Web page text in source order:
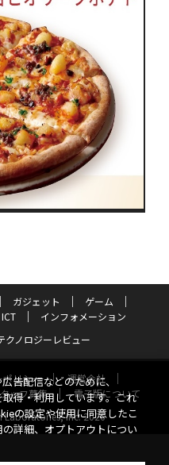
ガジェット
ゲーム
ICT
インフォメーション
クノロジーレビュー
リシー
運営会社
ッフ募集
電子版について
Laboratories, Inc. 2026
告配信などのために、
得・利用しています。これ
の設定や使用に同意したこ
詳細、オプトアウトについ